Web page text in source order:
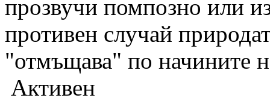
прозвучи помпозно или
противен случай
"отмъщава" по начините
Активен